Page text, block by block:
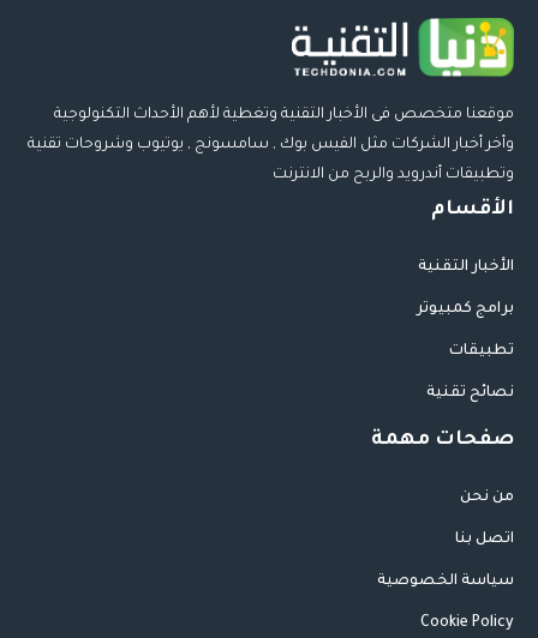
موقعنا متخصص فى الأخبار التقنية وتغطية لأهم الأحداث التكنولوجية
وأخر أخبار الشركات مثل الفيس بوك , سامسونج , يوتيوب وشروحات تقنية
وتطبيقات أندرويد والربح من الانترنت
الأقسام
الأخبار التقنية
برامج كمبيوتر
تطبيقات
نصائح تقنية
صفحات مهمة
من نحن
اتصل بنا
سياسة الخصوصية
Cookie Policy